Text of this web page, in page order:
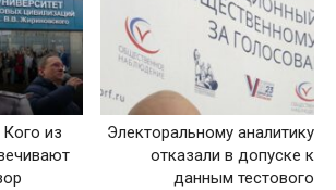
Кого из
Электоральному аналитику
отказали в допуске к
данным тестового